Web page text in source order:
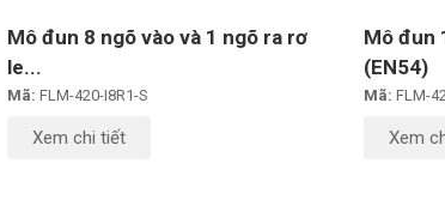
Mô đun 8 ngõ vào và 1 ngõ ra rơ
le...
Mã: FLM-420-I8R1-S
Xem chi tiết
Mô đun
(EN54)
Mã: FLM-
Xem